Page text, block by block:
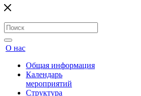
О нас
Общая информация
Календарь
мероприятий
Структура